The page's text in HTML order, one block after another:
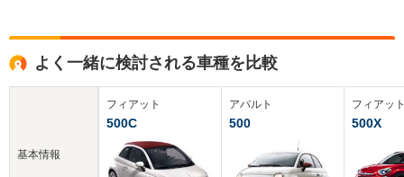
よく一緒に検討される車種を比較
基本情報
フィアット
500C
アバルト
500
フィアッ
500X